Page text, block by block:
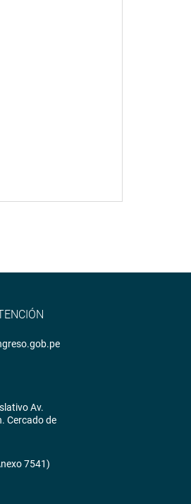
Av.
Cercado de
7541)